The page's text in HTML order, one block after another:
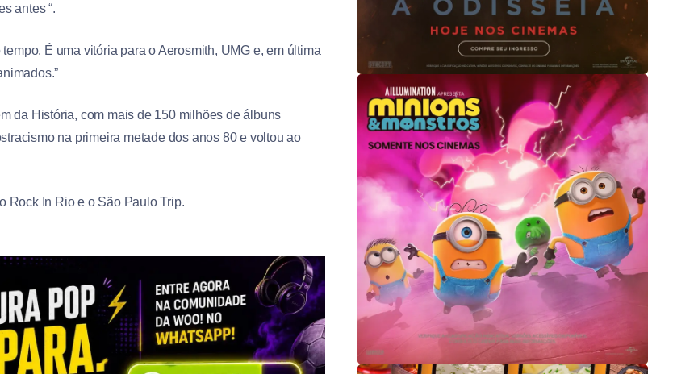
antes “.
É uma vitória para o Aerosmith, UMG e, em última
da História, com mais de 150 milhões de álbuns
na primeira metade dos anos 80 e voltou ao
Rock In Rio e o São Paulo Trip.